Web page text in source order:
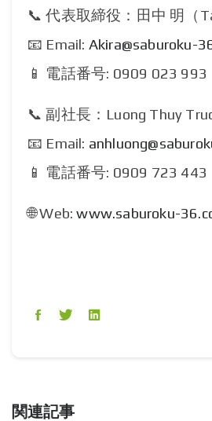
📞 代表取締役：田中 明（
📧 Email: Akira@saburoku-
📱 電話番号: 0909 023 993
📞 副社長：Luong Thuy
📧 Email:
📱 電話番号: 0909 723 443
🌐 Web:www.saburoku-
関連記事